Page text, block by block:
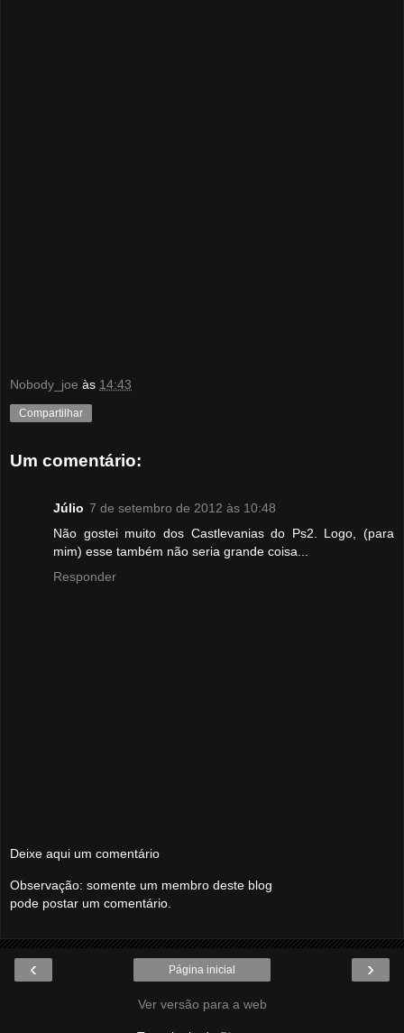
Nobody_joe às 14:43
Compartilhar
Um comentário:
Júlio 7 de setembro de 2012 às 10:48
Não gostei muito dos Castlevanias do Ps2. Logo, (para
mim) esse também não seria grande coisa...
Responder
Deixe aqui um comentário
Observação: somente um membro deste blog
pode postar um comentário.
‹ ›
Página inicial
Ver versão para a web